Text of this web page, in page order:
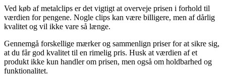
Ved køb af metalclips er det vigtigt at overveje prisen i forhold til
værdien for pengene. Nogle clips kan være billigere, men af dårlig
kvalitet og vil ikke vare så længe.
Gennemgå forskellige mærker og sammenlign priser for at sikre sig,
at du får god kvalitet til en rimelig pris. Husk at værdien af et
produkt ikke kun handler om prisen, men også om holdbarhed og
funktionalitet.